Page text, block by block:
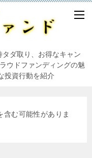
ダ取り、お得なキャン
ウドファンディングの魅
投資行動を紹介
含む可能性がありま